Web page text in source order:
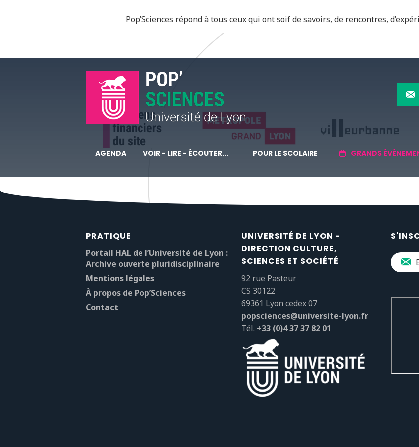
Pop’Sciences répond à tous ceux qui ont soif de savoirs, de rencontres,
AGENDA VOIR - LIRE - ÉCOUTER... POUR LE SCOLAIRE GRANDS
PRATIQUE
Portail HAL de l’Université de Lyon :
Archive ouverte pluridisciplinaire
Mentions légales
À propos de Pop’Sciences
Contact
UNIVERSITÉ DE LYON -
DIRECTION CULTURE,
SCIENCES ET SOCIÉTÉ
92 rue Pasteur
CS 30122
69361 Lyon cedex 07
popsciences@universite-lyon.fr
Tél. +33 (0)4 37 37 82 01